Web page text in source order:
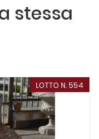
stessa
LOTTO N. 554